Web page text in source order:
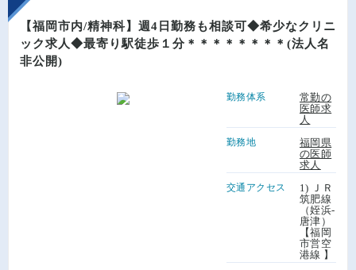
【福岡市内/精神科】週4日勤務も相談可◆希少なクリニ
ック求人◆最寄り駅徒歩１分＊＊＊＊＊＊＊＊(法人名
非公開)
勤務体系
常勤の
医師求
人
勤務地
福岡県
の医師
求人
交通アクセス
1) ＪＲ
筑肥線
（姪浜-
唐津）
【福岡
市営空
港線 】